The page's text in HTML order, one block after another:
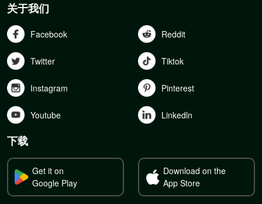
关于我们
Facebook Reddit
Twitter Tiktok
Instagram Pinterest
Youtube Linkedln
下载
Get it on
Google Play
Download on the
App Store